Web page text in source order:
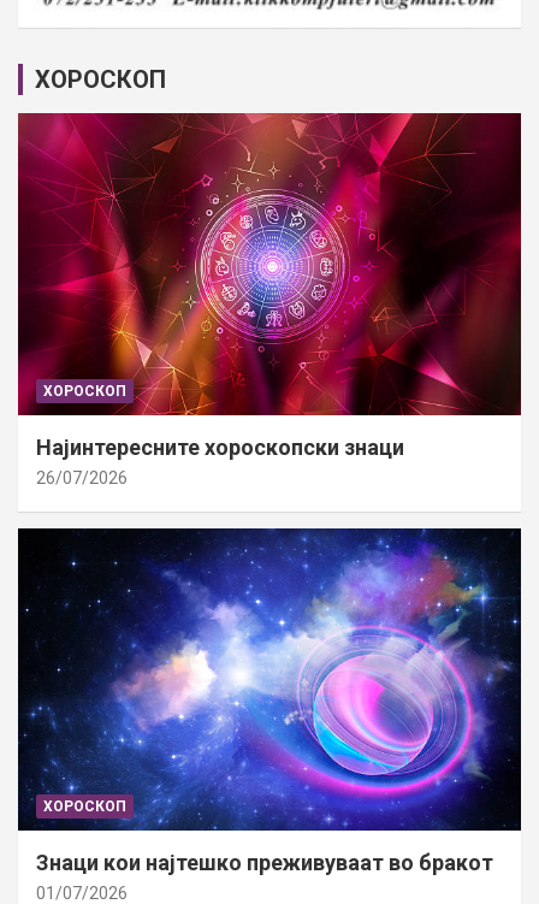
ХОРОСКОП
ХОРОСКОП
Најинтересните хороскопски знаци
26/07/2026
ХОРОСКОП
Знаци кои најтешко преживуваат во бракот
01/07/2026